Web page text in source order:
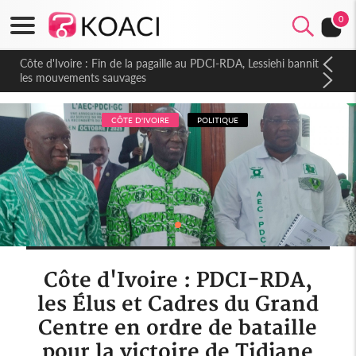
0
Côte d'Ivoire : Fin de la pagaille au PDCI-RDA, Lessiehi bannit
les mouvements sauvages
CÔTE D'IVOIRE POLITIQUE
Côte d'Ivoire : PDCI-RDA,
les Élus et Cadres du Grand
Centre en ordre de bataille